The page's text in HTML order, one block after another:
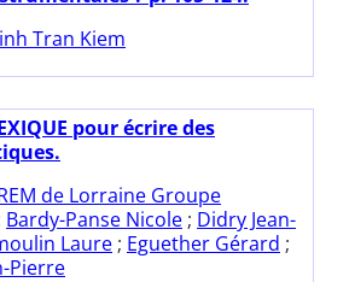
Tran Kiem
pour écrire des
de Lorraine Groupe
Bardy-Panse Nicole ; Didry Jean-
Laure ; Eguether Gérard ;
Pierre